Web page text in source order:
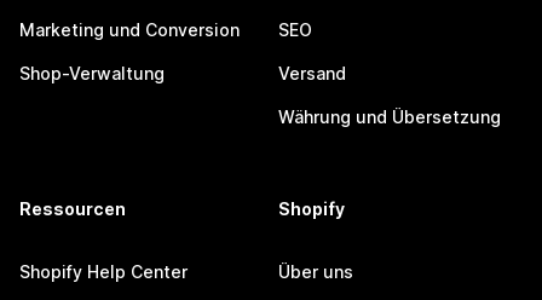
Marketing und Conversion
Shop-Verwaltung
SEO
Versand
Währung und Übersetzung
Ressourcen
Shopify Help Center
Shopify
Über uns